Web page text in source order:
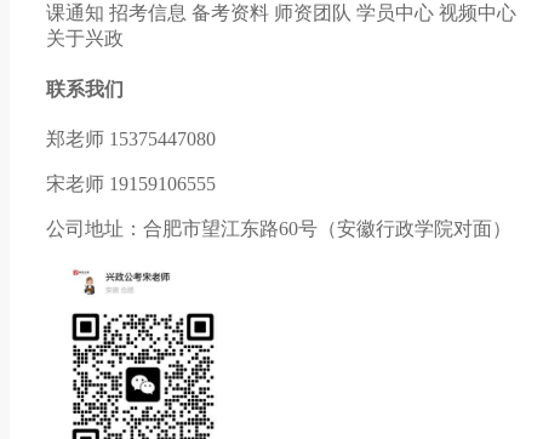
课通知 招考信息 备考资料 师资团队 学员中心 视频中心
关于兴政
联系我们
郑老师 15375447080
宋老师 19159106555
公司地址：合肥市望江东路60号（安徽行政学院对面）